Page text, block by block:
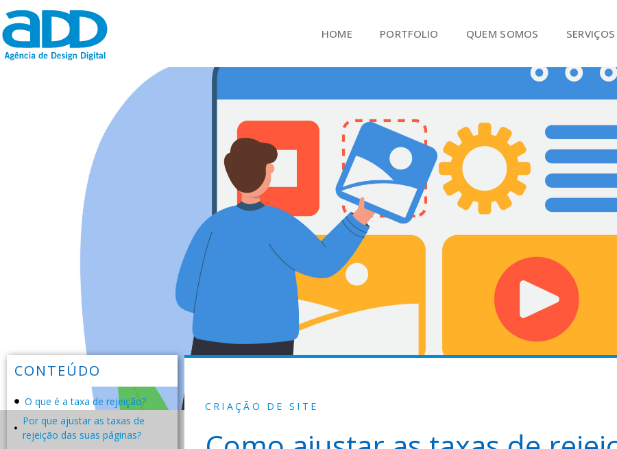
HOME PORTFOLIO QUEM SOMOS SERVIÇOS
CONTEÚDO
O que é a taxa de rejeição?
Por que ajustar as taxas de
rejeição das suas páginas?
CRIAÇÃO DE SITE